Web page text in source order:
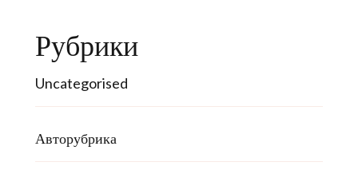
Рубрики
Uncategorised
Авторубрика